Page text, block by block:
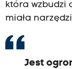
która wzbudzi
miała
Jest